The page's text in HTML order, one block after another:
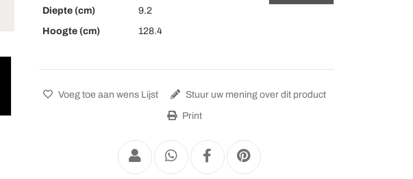
Diepte (cm)
9.2
Hoogte (cm)
128.4
Voeg toe aan wens Lijst Stuur uw mening over dit product
Print